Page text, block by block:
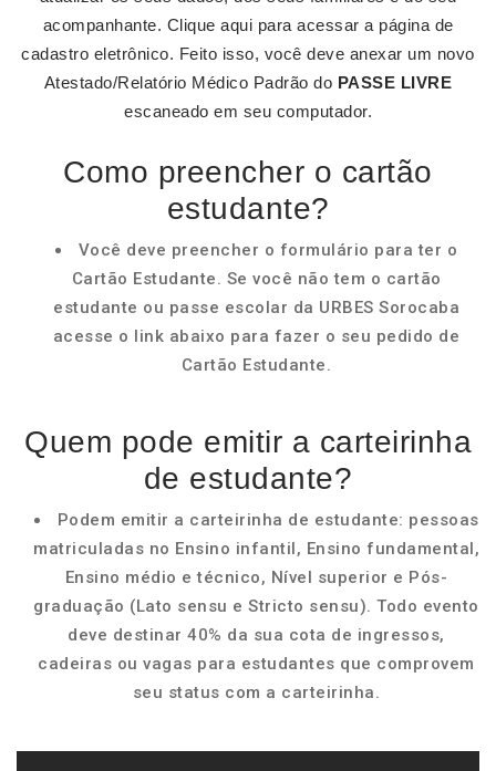
acompanhante. Clique aqui para acessar a página de
cadastro eletrônico. Feito isso, você deve anexar um novo
Atestado/Relatório Médico Padrão do PASSE LIVRE
escaneado em seu computador.
Como preencher o cartão
estudante?
Você deve preencher o formulário para ter o
Cartão Estudante. Se você não tem o cartão
estudante ou passe escolar da URBES Sorocaba
acesse o link abaixo para fazer o seu pedido de
Cartão Estudante.
Quem pode emitir a carteirinha
de estudante?
Podem emitir a carteirinha de estudante: pessoas
matriculadas no Ensino infantil, Ensino fundamental,
Ensino médio e técnico, Nível superior e Pós-
graduação (Lato sensu e Stricto sensu). Todo evento
deve destinar 40% da sua cota de ingressos,
cadeiras ou vagas para estudantes que comprovem
seu status com a carteirinha.